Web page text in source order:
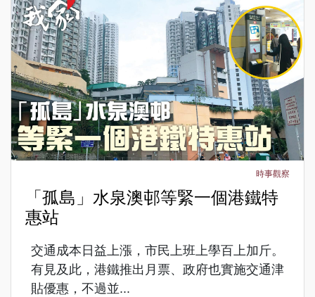
時事觀察
「孤島」水泉澳邨等緊一個港鐵特
惠站
交通成本日益上漲，市民上班上學百上加斤。
有見及此，港鐵推出月票、政府也實施交通津
貼優惠，不過並...